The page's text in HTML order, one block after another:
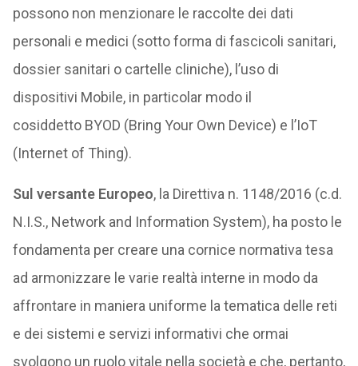
possono non menzionare le raccolte dei dati
personali e medici (sotto forma di fascicoli sanitari,
dossier sanitari o cartelle cliniche), l’uso di
dispositivi Mobile, in particolar modo il
cosiddetto BYOD (Bring Your Own Device) e l’IoT
(Internet of Thing).
Sul versante Europeo, la Direttiva n. 1148/2016 (c.d.
N.I.S., Network and Information System), ha posto le
fondamenta per creare una cornice normativa tesa
ad armonizzare le varie realtà interne in modo da
affrontare in maniera uniforme la tematica delle reti
e dei sistemi e servizi informativi che ormai
svolgono un ruolo vitale nella società e che, pertanto,